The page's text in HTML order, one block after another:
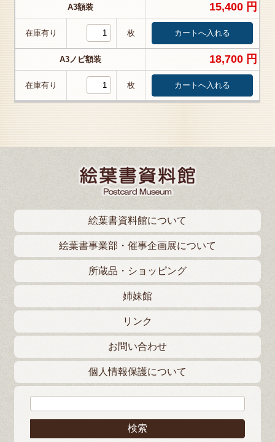
A3額装 15,400 円
在庫有り 枚
A3ノビ額装 18,700 円
在庫有り 枚
絵葉書資料館について
絵葉書事業部・催事企画展について
所蔵品・ショッピング
姉妹館
リンク
お問い合わせ
個人情報保護について